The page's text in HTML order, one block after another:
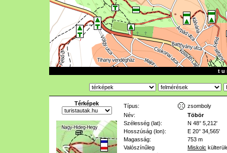
t u
Térképek Típus:
zsomboly
Név:
Töbör
Szélesség (lat):
N 48° 5,212'
Hosszúság (lon):
E 20° 34,565'
Magasság:
753 m
Valószínűleg
Miskolc